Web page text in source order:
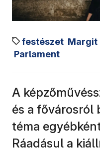
festészet Margit
Parlament
A
és a fővárosról
téma
Ráadásul a